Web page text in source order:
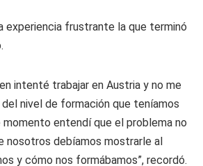
experiencia frustrante la que terminó
intenté trabajar en Austria y no me
nivel de formación que teníamos
momento entendí que el problema no
nosotros debíamos mostrarle al
y cómo nos formábamos”, recordó.